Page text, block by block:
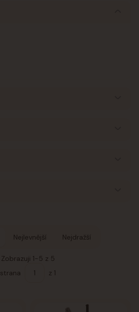
Nejlevnější Nejdražší
Zobrazuji 1-5 z 5
strana
z 1